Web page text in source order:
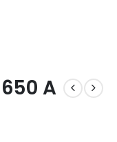
A